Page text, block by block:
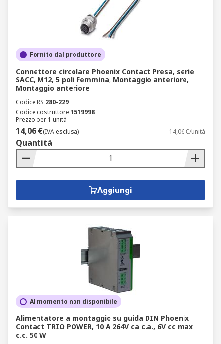
Fornito dal produttore
Connettore circolare Phoenix Contact Presa, serie
SACC, M12, 5 poli Femmina, Montaggio anteriore,
Montaggio anteriore
Codice RS 280-229
Codice costruttore 1519998
Prezzo per 1 unità
14,06 €(IVA esclusa) 14,06 €/unità
Quantità
Aggiungi
Al momento non disponibile
Alimentatore a montaggio su guida DIN Phoenix
Contact TRIO POWER, 10 A 264V ca c.a., 6V cc max
c.c. 50 W